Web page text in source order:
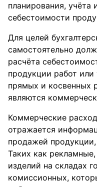
планирования, учёта
себестоимости
Для целей
самостоятельно
расчёта
продукции работ или
прямых и косвенных
являются
Коммерческие
отражается
продажей продукции,
Таких как
изделий на складах
комиссионных,